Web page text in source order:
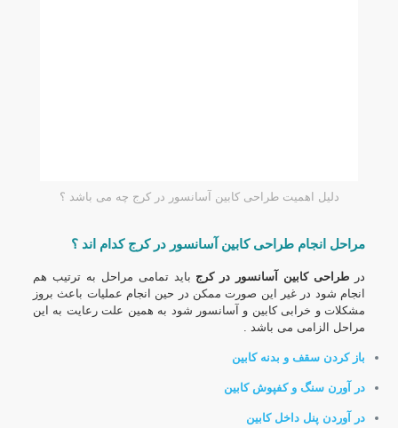
دلیل اهمیت طراحی کابین آسانسور در کرج چه می باشد ؟
مراحل انجام طراحی کابین آسانسور در کرج کدام اند ؟
در طراحی کابین آسانسور در کرج باید تمامی مراحل به ترتیب هم
انجام شود در غیر این صورت ممکن در حین انجام عملیات باعث بروز
مشکلات و خرابی کابین و آسانسور شود به همین علت رعایت به این
مراحل الزامی می باشد .
باز کردن سقف و بدنه کابین
در آورن سنگ و کفپوش کابین
در آوردن پنل داخل کابین